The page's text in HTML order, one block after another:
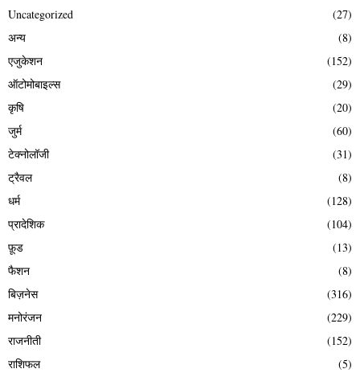
Uncategorized
(27)
अन्य
(8)
एजुकेशन
(152)
ऑटोमोबाइल्स
(29)
कृषि
(20)
जुर्म
(60)
टेक्नोलॉजी
(31)
ट्रैवल
(8)
धर्म
(128)
प्रादेशिक
(104)
फ़ूड
(13)
फैशन
(8)
बिज़नेस
(316)
मनोरंजन
(229)
राजनीती
(152)
राशिफल
(5)